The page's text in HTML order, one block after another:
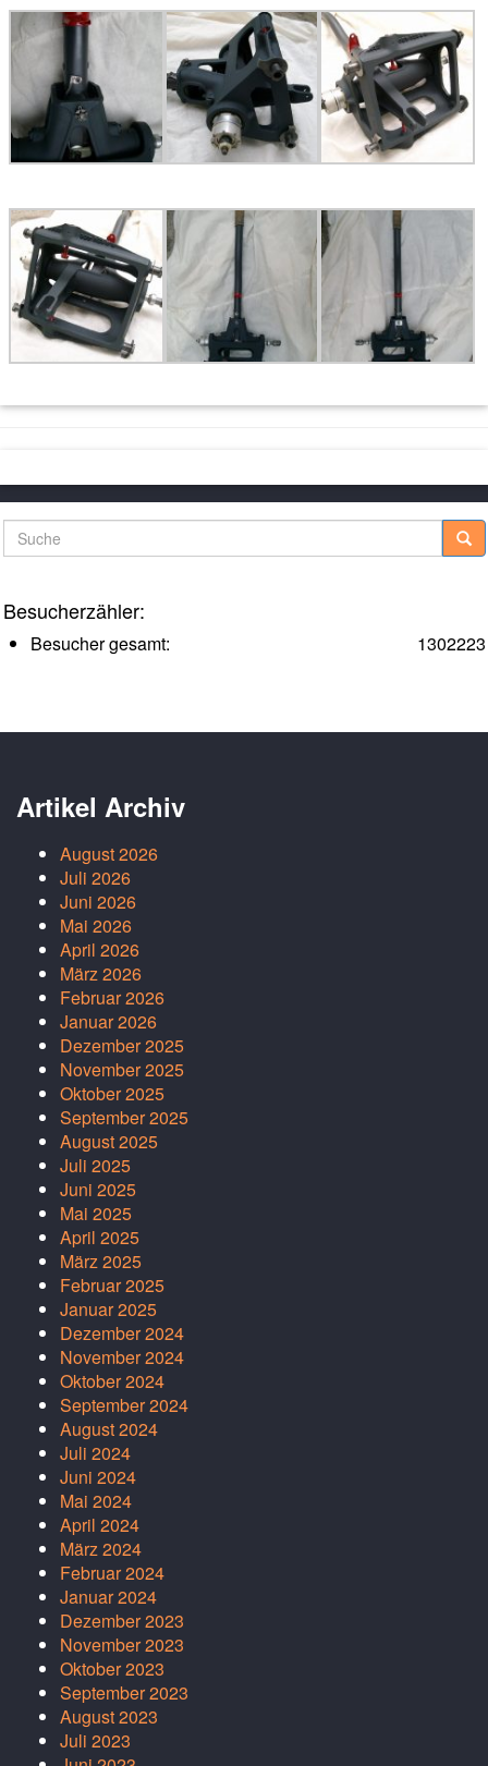
Suche
Besucherzähler:
1302223
Besucher gesamt:
Artikel Archiv
August 2026
Juli 2026
Juni 2026
Mai 2026
April 2026
März 2026
Februar 2026
Januar 2026
Dezember 2025
November 2025
Oktober 2025
September 2025
August 2025
Juli 2025
Juni 2025
Mai 2025
April 2025
März 2025
Februar 2025
Januar 2025
Dezember 2024
November 2024
Oktober 2024
September 2024
August 2024
Juli 2024
Juni 2024
Mai 2024
April 2024
März 2024
Februar 2024
Januar 2024
Dezember 2023
November 2023
Oktober 2023
September 2023
August 2023
Juli 2023